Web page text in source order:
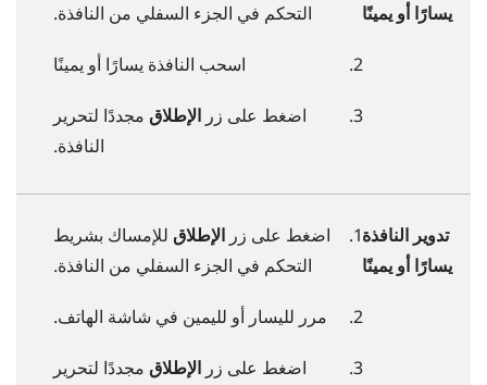
يسارًا أو يمينًا
التحكم في الجزء السفلي من النافذة.
اسحب النافذة يسارًا أو يمينًا
اضغط على زرالإطلاق مجددًا لتحرير
النافذة.
تدوير النافذة
يسارًا أو يمينًا
اضغط على زرالإطلاق للإمساك بشريط
التحكم في الجزء السفلي من النافذة.
مرر لليسار أو لليمين في شاشة الهاتف.
اضغط على زرالإطلاق مجددًا لتحرير